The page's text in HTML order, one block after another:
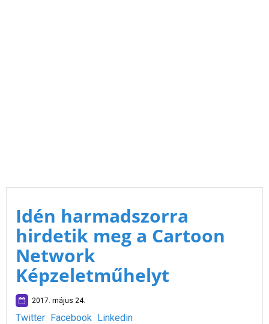
Idén harmadszorra
hirdetik meg a Cartoon
Network
Képzeletműhelyt
2017. május 24.
Twitter Facebook Linkedin